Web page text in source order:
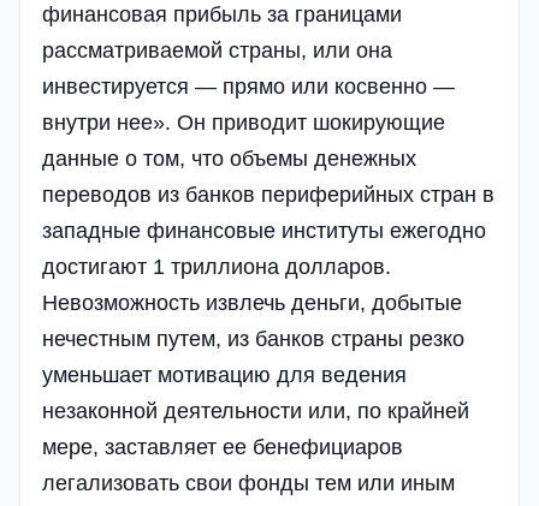
финансовая прибыль за границами
рассматриваемой страны, или она
инвестируется — прямо или косвенно —
внутри нее». Он приводит шокирующие
данные о том, что объемы денежных
переводов из банков периферийных стран в
западные финансовые институты ежегодно
достигают 1 триллиона долларов.
Невозможность извлечь деньги, добытые
нечестным путем, из банков страны резко
уменьшает мотивацию для ведения
незаконной деятельности или, по крайней
мере, заставляет ее бенефициаров
легализовать свои фонды тем или иным